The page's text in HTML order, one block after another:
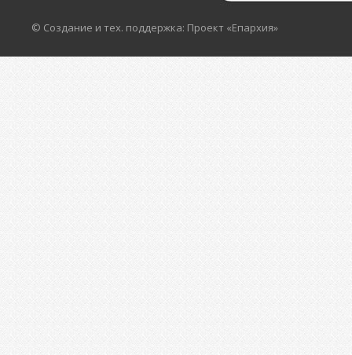
© Создание и тех. поддержка: Проект «Епархия»